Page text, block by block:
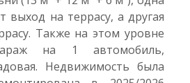
выход на террасу, а другая
Также на этом уровне
на 1 автомобиль,
Недвижимость была